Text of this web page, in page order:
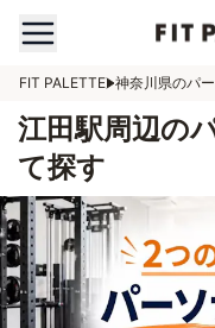
FIT PALETTE 神奈川県のパ
江田駅周辺の
て探す